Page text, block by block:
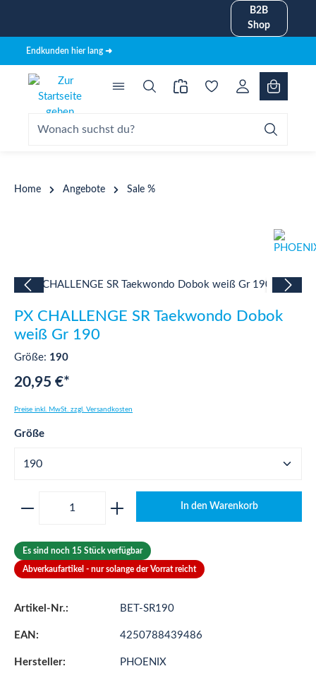
B2B
Shop
Endkunden hier lang ➜
Home Angebote Sale %
Bildergalerie überspringen
PX CHALLENGE SR Taekwondo Dobok
weiß Gr 190
Größe: 190
20,95 €*
Preise inkl. MwSt. zzgl. Versandkosten
Größeauswählen
Produkt Anzahl: Gib den gewünschten
In den Warenkorb
Es sind noch 15 Stück verfügbar
Abverkaufartikel - nur solange der Vorrat reicht
Artikel-Nr.: BET-SR190
EAN: 4250788439486
Hersteller: PHOENIX